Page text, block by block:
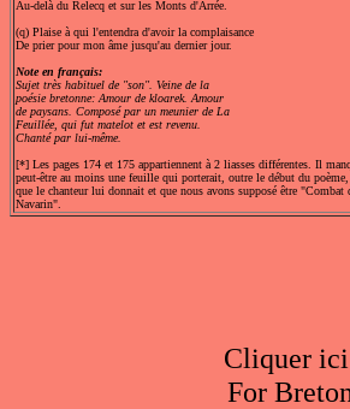
Au-delà du Relecq et sur les Monts d'Arrée.
(q) Plaise à qui l'entendra d'avoir la complaisance
De prier pour mon âme jusqu'au dernier jour.
Note en français:
Sujet très habituel de "son". Veine de la
poésie bretonne: Amour de kloarek. Amour
de paysans. Composé par un meunier de La
Feuillée, qui fut matelot et est revenu.
Chanté par lui-même.
[*] Les pages 174 et 175 appartiennent à 2 liasses différentes. Il
peut-être au moins une feuille qui porterait, outre le début du
que le chanteur lui donnait et que nous avons supposé être "Combat
Navarin".
Cliquer
For